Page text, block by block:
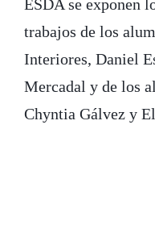
ESDA se exponen
trabajos de los
Interiores, Daniel
Mercadal y de los
Chyntia Gálvez y